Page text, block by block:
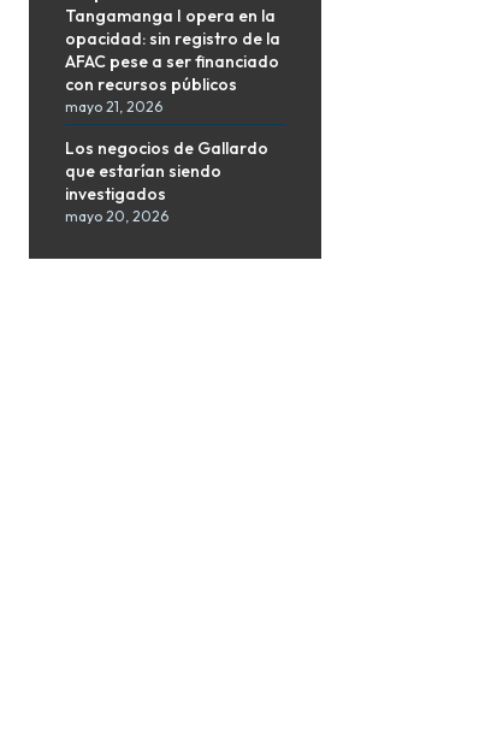
Tangamanga I opera en la
opacidad: sin registro de la
AFAC pese a ser financiado
con recursos públicos
mayo 21, 2026
Los negocios de Gallardo
que estarían siendo
investigados
mayo 20, 2026